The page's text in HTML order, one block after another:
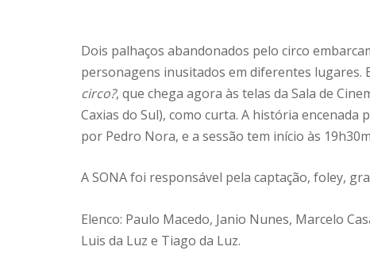
Dois palhaços abandonados pelo circo
personagens inusitados em diferentes lugares.
circo?, que chega agora às telas da Sala de
Caxias do Sul), como curta. A história
por Pedro Nora, e a sessão tem início às
A SONA foi responsável pela captação, foley,
Elenco: Paulo Macedo, Janio Nunes, Marcelo
Luis da Luz e Tiago da Luz.